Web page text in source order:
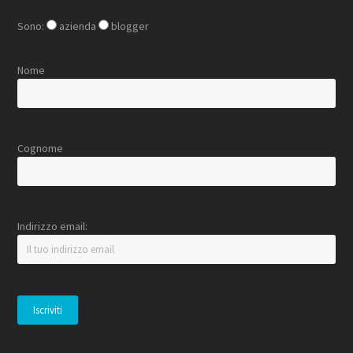
Sono: azienda blogger
Nome
Cognome
Indirizzo email: